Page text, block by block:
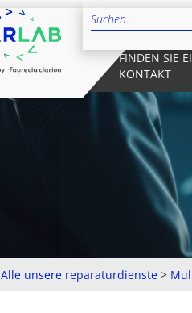
FINDEN SIE
KONTAKT
Alle unsere reparaturdienste >